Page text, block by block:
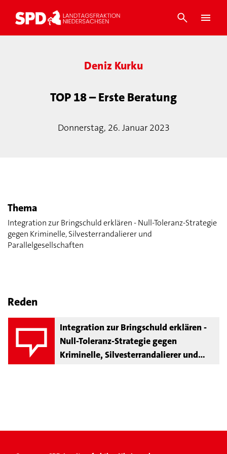
Deniz Kurku
TOP 18 – Erste Beratung
Donnerstag, 26. Januar 2023
Thema
Integration zur Bringschuld erklären - Null-Toleranz-Strategie
gegen Kriminelle, Silvesterrandalierer und
Parallelgesellschaften
Reden
Integration zur Bringschuld erklären -
Null-Toleranz-Strategie gegen
Kriminelle, Silvesterrandalierer und